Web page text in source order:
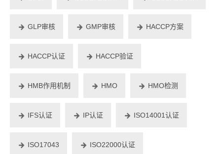
GLP审核 GMP审核 HACCP方案
HACCP认证 HACCP验证
HMB作用机制 HMO HMO检测
IFS认证 IP认证 ISO14001认证
ISO17043 ISO22000认证